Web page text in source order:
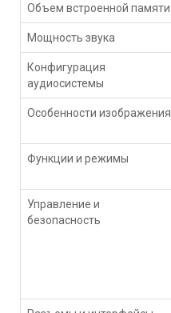
Объем встроенной памяти
Мощность звука
Конфигурация
аудиосистемы
Особенности изображения
Функции и режимы
Управление и
безопасность